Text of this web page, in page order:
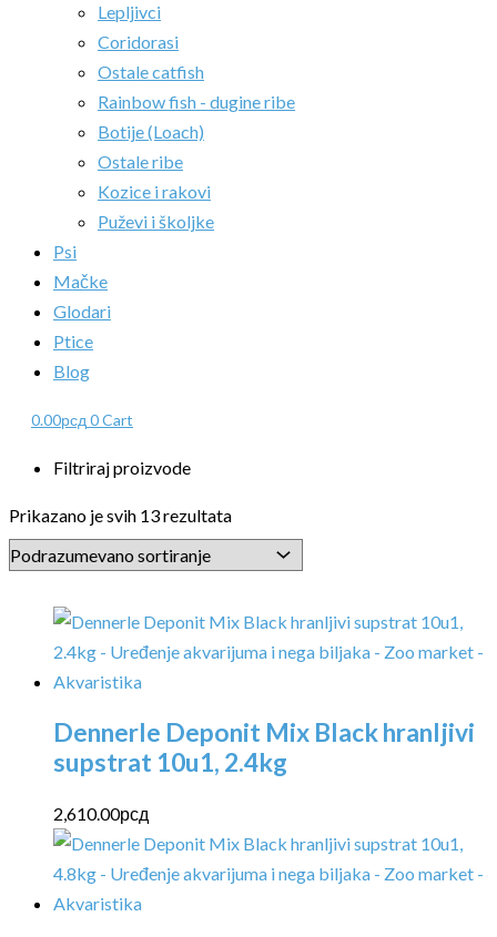
Lepljivci
Coridorasi
Ostale catfish
Rainbow fish - dugine ribe
Botije (Loach)
Ostale ribe
Kozice i rakovi
Puževi i školjke
Psi
Mačke
Glodari
Ptice
Blog
0.00рсд 0Cart
Filtriraj proizvode
Prikazano je svih 13 rezultata
Dennerle Deponit Mix Black hranljivi
supstrat 10u1, 2.4kg
2,610.00рсд